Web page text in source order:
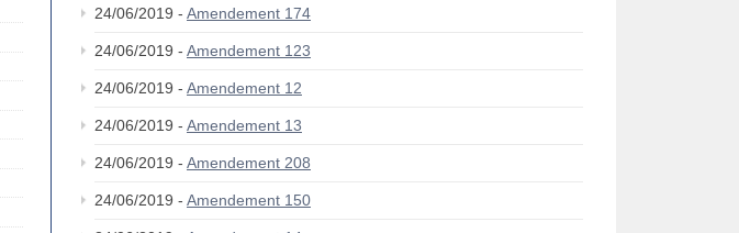
24/06/2019 - Amendement 174
24/06/2019 - Amendement 123
24/06/2019 - Amendement 12
24/06/2019 - Amendement 13
24/06/2019 - Amendement 208
24/06/2019 - Amendement 150